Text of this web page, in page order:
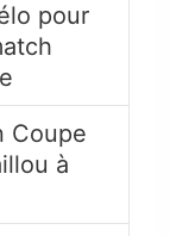
pour
Coupe
à